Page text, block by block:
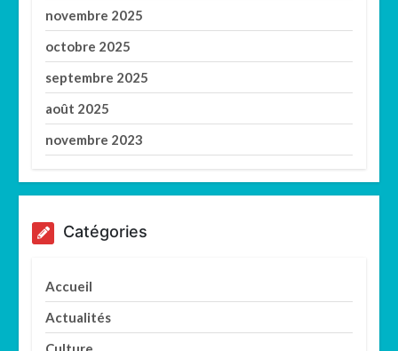
novembre 2025
octobre 2025
septembre 2025
août 2025
novembre 2023
Catégories
Accueil
Actualités